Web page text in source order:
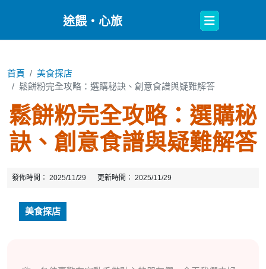
途餵・心旅
Open
Button
首頁
美食探店
鬆餅粉完全攻略：選購秘訣、創意食譜與疑難解答
鬆餅粉完全攻略：選購秘
訣、創意食譜與疑難解答
發佈時間： 2025/11/29 更新時間： 2025/11/29
美食探店